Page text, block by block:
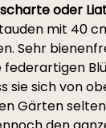
oder
mit 40
Sehr
federartigen
sie sich von
Gärten